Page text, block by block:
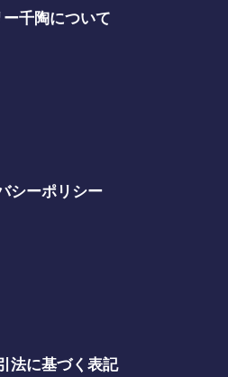
千陶について
シーポリシー
法に基づく表記